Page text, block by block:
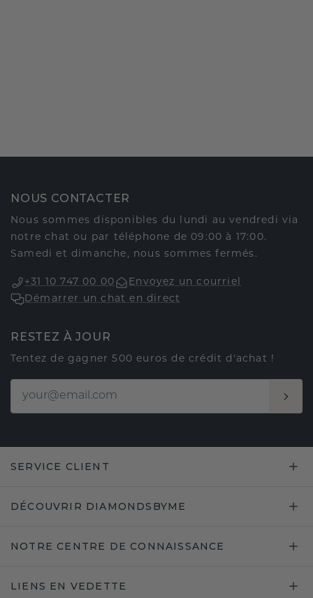
NOUS CONTACTER
Nous sommes disponibles du lundi au vendredi via
notre chat ou par téléphone de 09:00 à 17:00.
Samedi et dimanche, nous sommes fermés.
+31 10 747 00 00
Envoyez un courriel
Démarrer un chat en direct
RESTEZ À JOUR
Tentez de gagner 500 euros de crédit d'achat !
SERVICE CLIENT
DÉCOUVRIR DIAMONDSBYME
NOTRE CENTRE DE CONNAISSANCE
LIENS EN VEDETTE